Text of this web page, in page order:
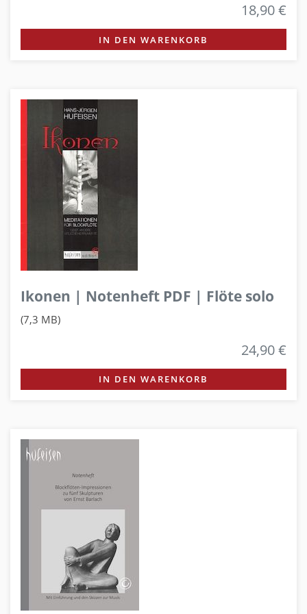
18,90 €
IN DEN WARENKORB
Ikonen | Notenheft PDF | Flöte solo
(7,3 MB)
24,90 €
IN DEN WARENKORB